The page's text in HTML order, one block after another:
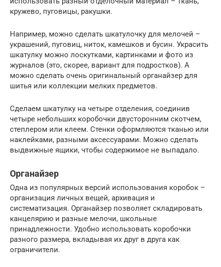
кружево, пуговицы, ракушки.
Например, можно сделать шкатулочку для мелочей –
украшений, пуговиц, ниток, камешков и бусин. Украсить
шкатулку можно лоскутками, картинками и фото из
журналов (это, скорее, вариант для подростков). А
можно сделать очень оригинальный органайзер для
шитья или коллекции мелких предметов.
Сделаем шкатулку на четыре отделения, соединив
четыре небольших коробочки двусторонним скотчем,
степлером или клеем. Стенки оформляются тканью или
наклейками, разными аксессуарами. Можно сделать
выдвижные ящики, чтобы содержимое не выпадало.
Органайзер
Одна из популярных версий использования коробок –
организация личных вещей, архивация и
систематизация. Органайзер позволяет складировать
канцелярию и разные мелочи, школьные
принадлежности. Удобно использовать коробочки
разного размера, вкладывая их друг в друга как
ограничители.